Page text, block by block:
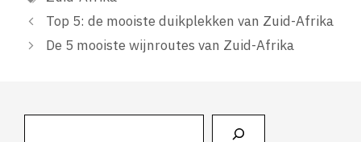
Top 5: de mooiste duikplekken van Zuid-Afrika
De 5 mooiste wijnroutes van Zuid-Afrika